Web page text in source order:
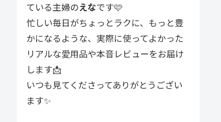
ている主婦のえなです🩷
忙しい毎日がちょっとラクに、もっと豊
かになるような、実際に使ってよかった
リアルな愛用品や本音レビューをお届け
します📩
いつも見てくださってありがとうござい
ます✨